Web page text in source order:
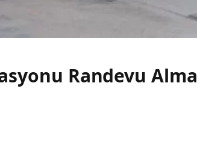
Randevu Alma